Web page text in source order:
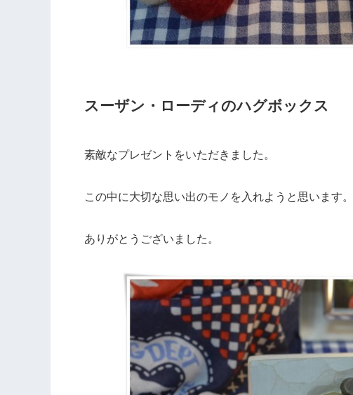
スーザン・ローディのハグボックス
素敵なプレゼントをいただきました。
この中に大切な思い出のモノを入れようと思います。
ありがとうございました。